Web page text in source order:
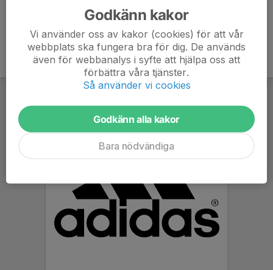
Godkänn kakor
Vi använder oss av kakor (cookies) för att vår
webbplats ska fungera bra för dig. De används
även för webbanalys i syfte att hjälpa oss att
förbättra våra tjänster.
Så använder vi cookies
Godkänn alla kakor
Bara nödvändiga